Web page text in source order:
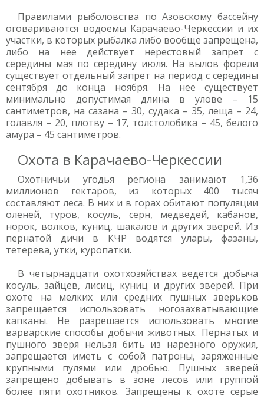
Правилами рыболовства по Азовскому бассейну
оговариваются водоемы Карачаево-Черкессии и их
участки, в которых рыбалка либо вообще запрещена,
либо на нее действует нерестовый запрет с
середины мая по середину июля. На вылов форели
существует отдельный запрет на период с середины
сентября до конца ноября. На нее существует
минимально допустимая длина в улове – 15
сантиметров, на сазана – 30, судака – 35, леща – 24,
голавля – 20, плотву – 17, толстолобика – 45, белого
амура – 45 сантиметров.
Охота в Карачаево-Черкессии
Охотничьи угодья региона занимают 1,36
миллионов гектаров, из которых 400 тысяч
составляют леса. В них и в горах обитают популяции
оленей, туров, косуль, серн, медведей, кабанов,
норок, волков, куниц, шакалов и других зверей. Из
пернатой дичи в КЧР водятся улары, фазаны,
тетерева, утки, куропатки.
В четырнадцати охотхозяйствах ведется добыча
косуль, зайцев, лисиц, куниц и других зверей. При
охоте на мелких или средних пушных зверьков
запрещается использовать ногозахватывающие
капканы. Не разрешается использовать многие
варварские способы добычи животных. Пернатых и
пушного зверя нельзя бить из нарезного оружия,
запрещается иметь с собой патроны, заряженные
крупными пулями или дробью. Пушных зверей
запрещено добывать в зоне лесов или группой
более пяти охотников. Запрещены к охоте серые